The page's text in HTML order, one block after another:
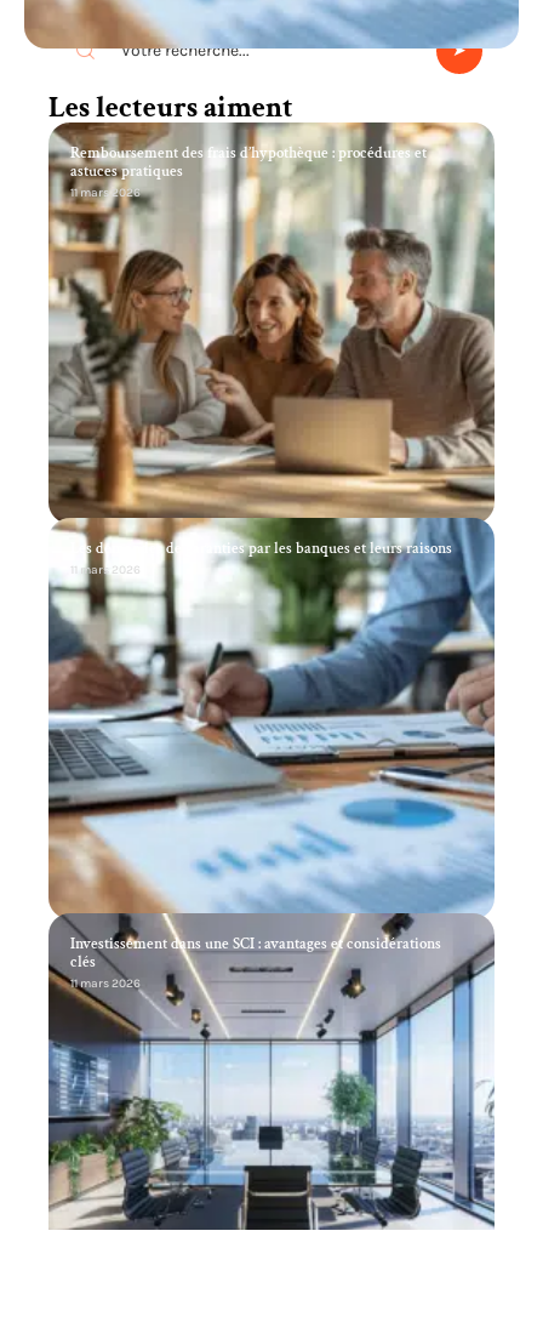
Les lecteurs aiment
Remboursement des frais d’hypothèque : procédures et
astuces pratiques
11 mars 2026
Les demandes de garanties par les banques et leurs raisons
11 mars 2026
Investissement dans une SCI : avantages et considérations
clés
11 mars 2026